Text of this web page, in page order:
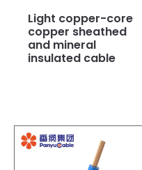
Light copper-core
copper sheathed
and mineral
insulated cable